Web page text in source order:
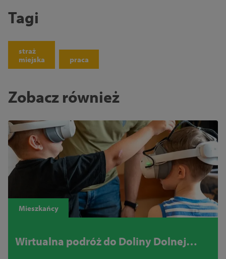
Tagi
straż
miejska
praca
Zobacz również
Mieszkańcy
Wirtualna podróż do Doliny Dolnej